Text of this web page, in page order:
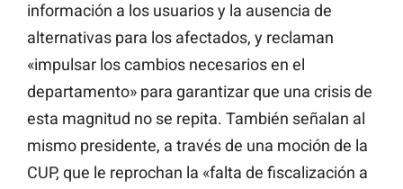
información a los usuarios y la ausencia de
alternativas para los afectados, y reclaman
«impulsar los cambios necesarios en el
departamento» para garantizar que una crisis de
esta magnitud no se repita. También señalan al
mismo presidente, a través de una moción de la
CUP, que le reprochan la «falta de fiscalización a